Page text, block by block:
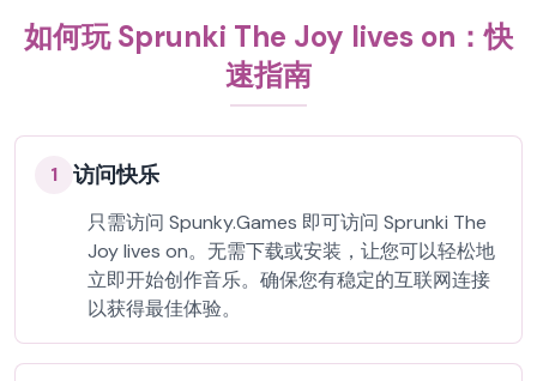
如何玩 Sprunki The Joy lives on：快
速指南
1 访问快乐
只需访问 Spunky.Games 即可访问 Sprunki The
Joy lives on。无需下载或安装，让您可以轻松地
立即开始创作音乐。确保您有稳定的互联网连接
以获得最佳体验。